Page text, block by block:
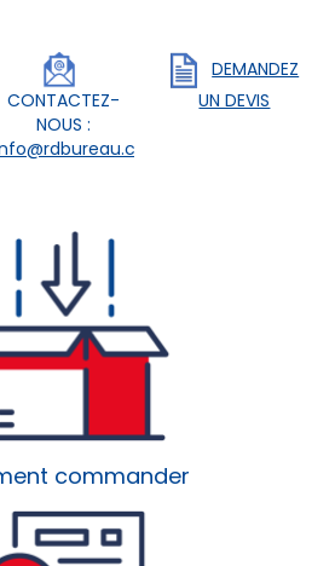
CONTACTEZ-
NOUS :
DEMANDEZ
UN DEVIS
commander